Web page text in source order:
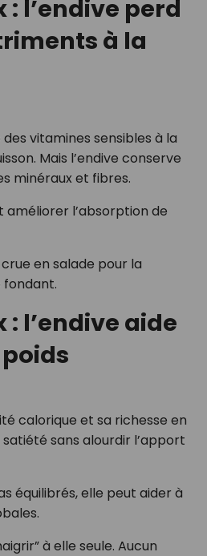
: l’endive perd
à la
vitamines sensibles à la
Mais l’endive conserve
minéraux et fibres.
améliorer l’absorption de
en salade pour la
fondant.
: l’endive aide
calorique et sa richesse en
sans alourdir l’apport
équilibrés, elle peut aider à
à elle seule. Aucun